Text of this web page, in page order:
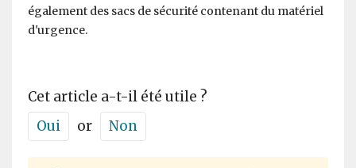
également des sacs de sécurité contenant du matériel
d'urgence.
Cet article a-t-il été utile ?
Oui
or Non